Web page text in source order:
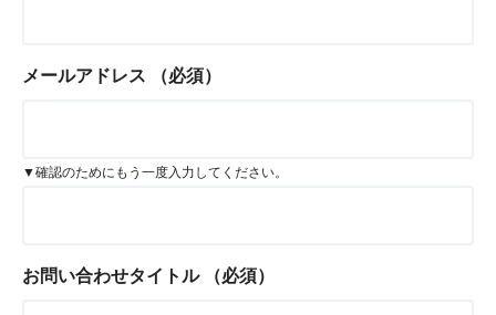
メールアドレス （必須）
▼確認のためにもう一度入力してください。
お問い合わせタイトル （必須）